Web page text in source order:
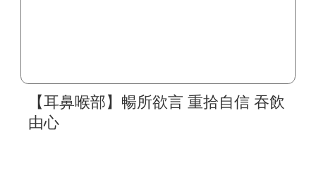
【耳鼻喉部】暢所欲言 重拾自信 吞飲
由心